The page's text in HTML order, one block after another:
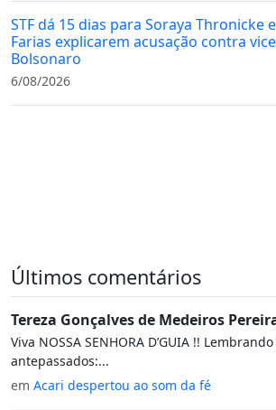
STF dá 15 dias para Soraya Thronicke
Farias explicarem acusação contra
Bolsonaro
6/08/2026
Últimos comentários
Tereza Gonçalves de Medeiros
Viva NOSSA SENHORA D’GUIA !!
antepassados:...
em Acari despertou ao som da fé